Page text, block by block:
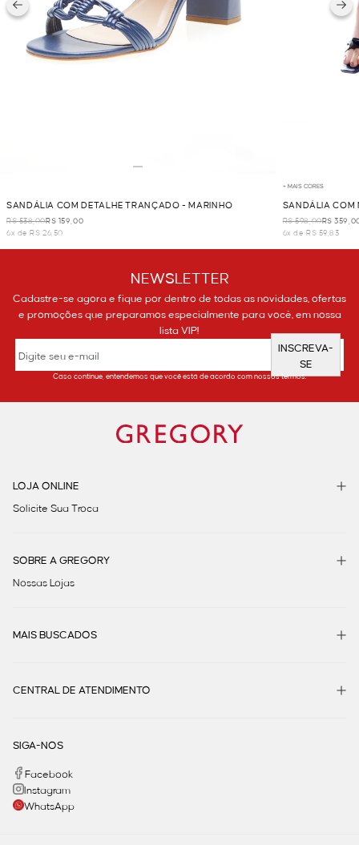
SANDÁLIA COM DETALHE TRANÇADO - MARINHO
R$ 538,00R$ 159,00
6x de R$ 26,50
+ MAIS CORES
SANDÁLIA COM
R$ 598,00R$
6x de R$ 59,83
NEWSLETTER
Cadastre-se agora e fique por dentro de todas as novidades, ofertas
e promoções que preparamos especialmente para você, em nossa
lista VIP!
INSCREVA-
SE
Caso continue, entendemos que você está de acordo com nossos termos.
LOJA ONLINE
Solicite Sua Troca
SOBRE A GREGORY
Nossas Lojas
MAIS BUSCADOS
CENTRAL DE ATENDIMENTO
SIGA-NOS
Facebook
Instagram
WhatsApp